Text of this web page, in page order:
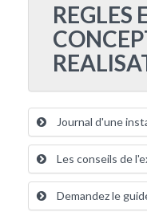
REGLES
Journal d'une
Les conseils de
Demandez le